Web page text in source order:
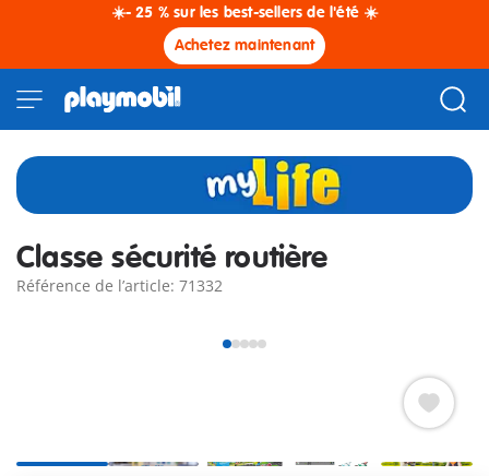
☀️- 25 % sur les best-sellers de l'été ☀️
Achetez maintenant
Classe sécurité routière
Référence de l’article: 71332